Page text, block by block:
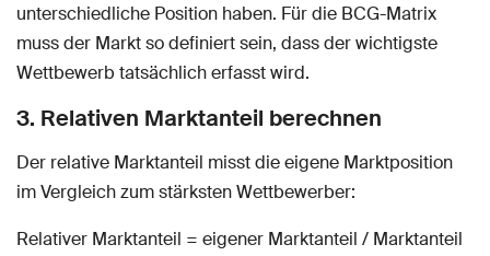
unterschiedliche Position haben. Für die BCG-Matrix
muss der Markt so definiert sein, dass der wichtigste
Wettbewerb tatsächlich erfasst wird.
3. Relativen Marktanteil berechnen
Der relative Marktanteil misst die eigene Marktposition
im Vergleich zum stärksten Wettbewerber:
Relativer Marktanteil = eigener Marktanteil / Marktanteil